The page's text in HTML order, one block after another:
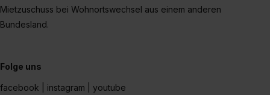
Mietzuschuss bei Wohnortswechsel aus einem anderen
Bundesland.
Folge uns
facebook | instagram | youtube